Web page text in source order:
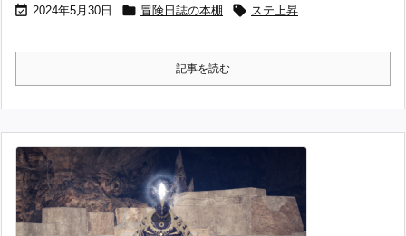
 2024年5月30日  冒険日誌の本棚  ステ上昇
記事を読む